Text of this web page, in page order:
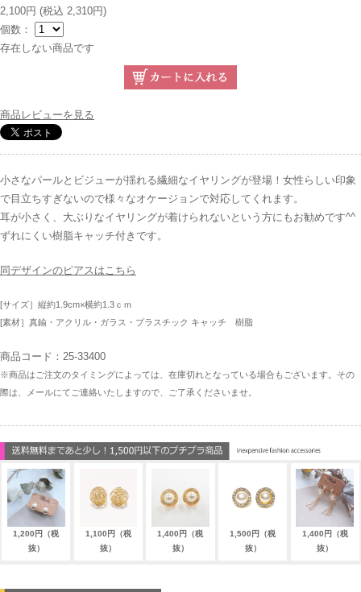
2,100円 (税込 2,310円)
個数：
存在しない商品です
商品レビューを見る
小さなパールとビジューが揺れる繊細なイヤリングが登場！女性らしい印象
で目立ちすぎないので様々なオケージョンで対応してくれます。
耳が小さく、大ぶりなイヤリングが着けられないという方にもお勧めです^^
ずれにくい樹脂キャッチ付きです。
同デザインのピアスはこちら
[サイズ］縦約1.9cm×横約1.3ｃｍ
[素材］真鍮・アクリル・ガラス・プラスチック キャッチ 樹脂
商品コード：25-33400
※商品はご注文のタイミングによっては、在庫切れとなっている場合もございます。その
際は、メールにてご連絡いたしますので、ご了承くださいませ。
1,200円（税
抜）
1,100円（税
抜）
1,400円（税
抜）
1,500円（税
抜）
1,400円（税
抜）